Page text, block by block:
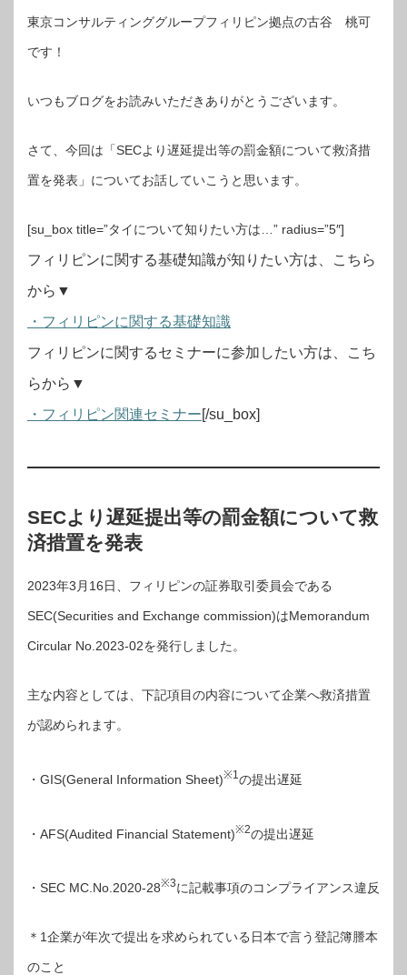
東京コンサルティンググループフィリピン拠点の古谷 桃可
です！
いつもブログをお読みいただきありがとうございます。
さて、今回は「SECより遅延提出等の罰金額について救済措
置を発表」についてお話していこうと思います。
[su_box title=”タイについて知りたい方は…” radius=”5″]
フィリピンに関する基礎知識が知りたい方は、こちら
から▼
・フィリピンに関する基礎知識
フィリピンに関するセミナーに参加したい方は、こち
らから▼
・フィリピン関連セミナー[/su_box]
SECより遅延提出等の罰金額について救
済措置を発表
2023年3月16日、フィリピンの証券取引委員会である
SEC(Securities and Exchange commission)はMemorandum
Circular No.2023-02を発行しました。
主な内容としては、下記項目の内容について企業へ救済措置
が認められます。
・GIS(General Information Sheet)※1 の提出遅延
・AFS(Audited Financial Statement)※2の提出遅延
・SEC MC.No.2020-28※3に記載事項のコンプライアンス違反
＊1企業が年次で提出を求められている日本で言う登記簿謄本
のこと